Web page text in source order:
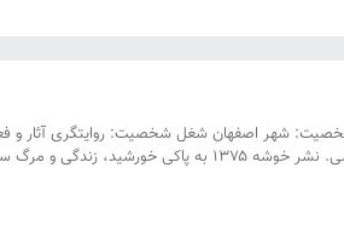
سال تولد شخصیت: ۱۳۳۰ محل تولد شخصیت: شهر اصفهان شغل شخصیت:
برگزیده‌ای از سخنان گهربار و پندآموز حکیم ابوالقاسم فردوسی